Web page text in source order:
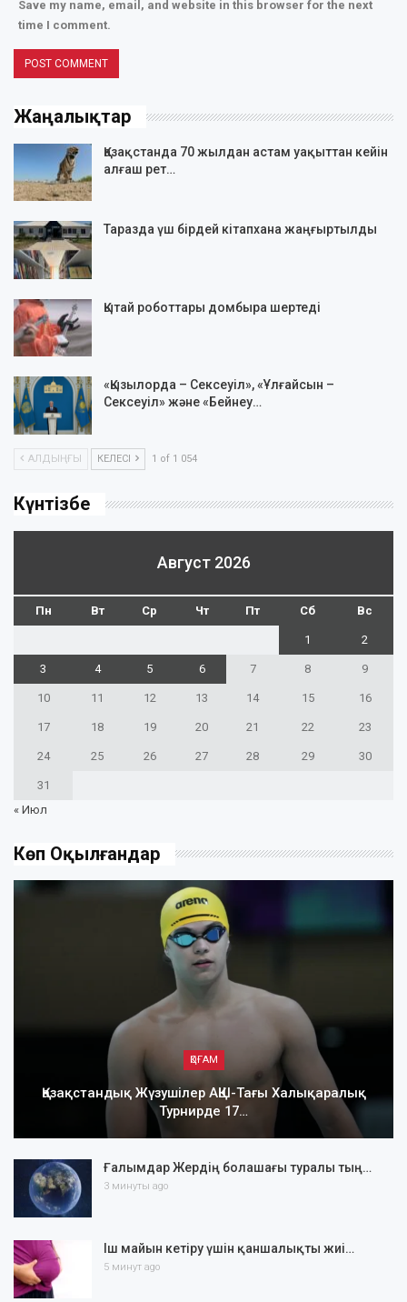
Save my name, email, and website in this browser for the next
time I comment.
Жаңалықтар
Қазақстанда 70 жылдан астам уақыттан кейін
алғаш рет…
Таразда үш бірдей кітапхана жаңғыртылды
Қытай роботтары домбыра шертеді
«Қызылорда – Сексеуіл», «Ұлғайсын –
Сексеуіл» және «Бейнеу…
АЛДЫҢҒЫ КЕЛЕСІ 1 of 1 054
Күнтізбе
Август 2026
Пн Вт Ср Чт Пт Сб Вс
1 2
3 4 5 6 7 8 9
10 11 12 13 14 15 16
17 18 19 20 21 22 23
24 25 26 27 28 29 30
31
« Июл
Көп Оқылғандар
ҚОҒАМ
Қазақстандық Жүзушілер АҚШ-Тағы Халықаралық
Турнирде 17…
Ғалымдар Жердің болашағы туралы тың…
3 минуты ago
Іш майын кетіру үшін қаншалықты жиі…
5 минут ago